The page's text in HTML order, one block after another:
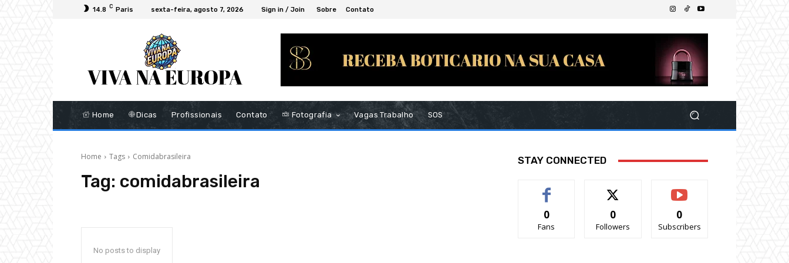
14.8 C Paris sexta-feira, agosto 7, 2026 Sign in / Join Sobre Contato
Home Dicas Profissionais Contato Fotografia Vagas Trabalho SOS
Home Tags Comidabrasileira
Tag: comidabrasileira
No posts to display
STAY CONNECTED
0
Fans
0
Followers
0
Subscribers